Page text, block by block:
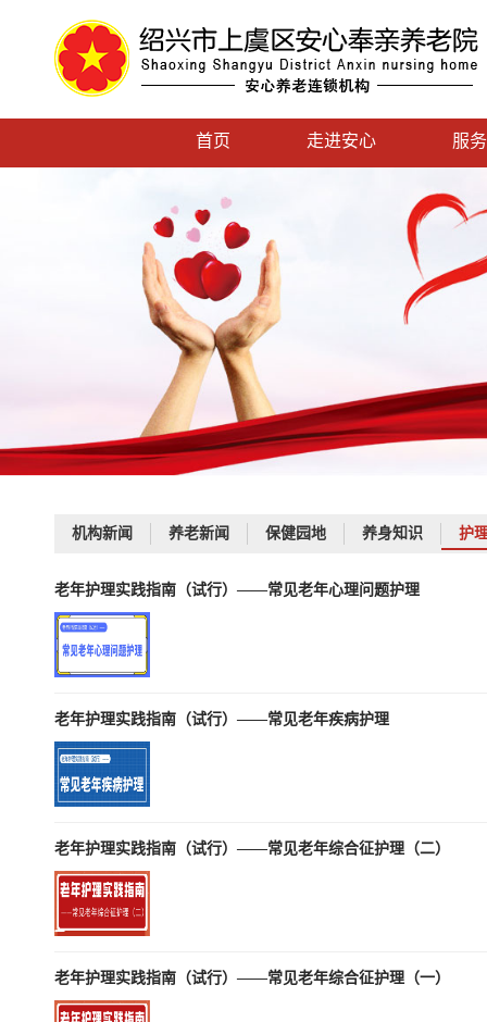
首页 走进安心 服
机构新闻 养老新闻 保健园地 养身知识 护
老年护理实践指南（试行）——常见老年心理问题护理
老年护理实践指南（试行）——常见老年疾病护理
老年护理实践指南（试行）——常见老年综合征护理（二）
老年护理实践指南（试行）——常见老年综合征护理（一）